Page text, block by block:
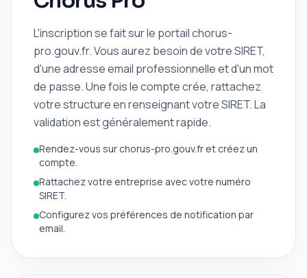
L'inscription se fait sur le portail chorus-
pro.gouv.fr. Vous aurez besoin de votre SIRET,
d'une adresse email professionnelle et d'un mot
de passe. Une fois le compte crée, rattachez
votre structure en renseignant votre SIRET. La
validation est généralement rapide.
Rendez-vous sur chorus-pro.gouv.fr et créez un
compte.
Rattachez votre entreprise avec votre numéro
SIRET.
Configurez vos préférences de notification par
email.